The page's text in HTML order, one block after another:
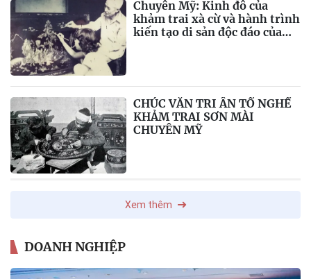
Chuyên Mỹ: Kinh đô của
khảm trai xà cừ và hành trình
kiến tạo di sản độc đáo của
CHÚC VĂN TRI ÂN TỔ NGHỀ
KHẢM TRAI SƠN MÀI
CHUYÊN MỸ
Xem thêm
DOANH NGHIỆP